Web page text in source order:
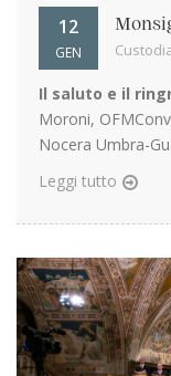
12
GEN
Il saluto e il
Moroni,
Nocera Umbra-
Leggi tutto